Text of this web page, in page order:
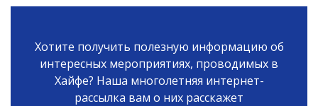
Хотите получить полезную информацию об
интересных мероприятиях, проводимых в
Хайфе? Наша многолетняя интернет-
рассылка вам о них расскажет